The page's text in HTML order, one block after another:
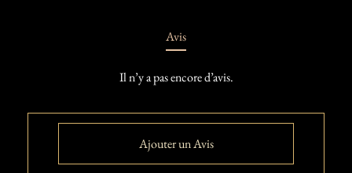
Avis
Il n’y a pas encore d’avis.
Ajouter un Avis